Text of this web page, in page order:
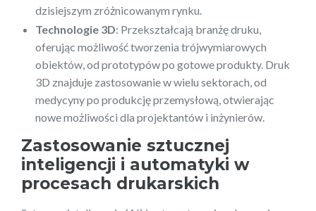
dzisiejszym zróżnicowanym rynku.
Technologie 3D: Przekształcają branżę druku,
oferując możliwość tworzenia trójwymiarowych
obiektów, od prototypów po gotowe produkty. Druk
3D znajduje zastosowanie w wielu sektorach, od
medycyny po produkcję przemysłową, otwierając
nowe możliwości dla projektantów i inżynierów.
Zastosowanie sztucznej
inteligencji i automatyki w
procesach drukarskich